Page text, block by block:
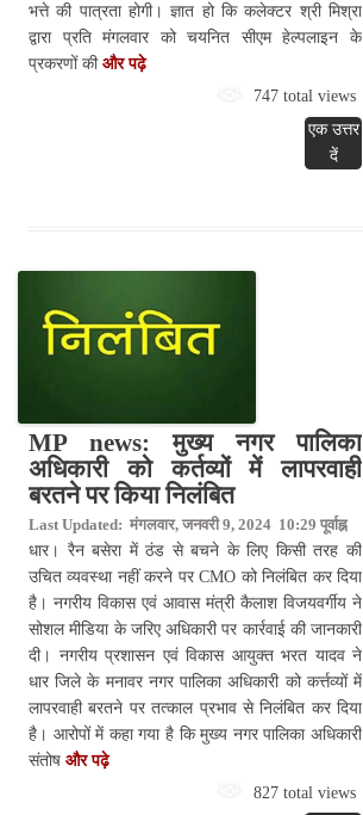
भत्ते की पात्रता होगी। ज्ञात हो कि कलेक्टर श्री मिश्रा
द्वारा प्रति मंगलवार को चयनित सीएम हेल्पलाइन के
प्रकरणों की और पढ़े
747 total views
एक उत्तर
दें
MP news: मुख्य नगर पालिका
अधिकारी को कर्तव्यों में लापरवाही
बरतने पर किया निलंबित
Last Updated: मंगलवार, जनवरी 9, 2024 10:29 पूर्वाह्न
धार। रैन बसेरा में ठंड से बचने के लिए किसी तरह की
उचित व्यवस्था नहीं करने पर CMO को निलंबित कर दिया
है। नगरीय विकास एवं आवास मंत्री कैलाश विजयवर्गीय ने
सोशल मीडिया के जरिए अधिकारी पर कार्रवाई की जानकारी
दी। नगरीय प्रशासन एवं विकास आयुक्त भरत यादव ने
धार जिले के मनावर नगर पालिका अधिकारी को कर्त्तव्यों में
लापरवाही बरतने पर तत्काल प्रभाव से निलंबित कर दिया
है। आरोपों में कहा गया है कि मुख्य नगर पालिका अधिकारी
संतोष और पढ़े
827 total views